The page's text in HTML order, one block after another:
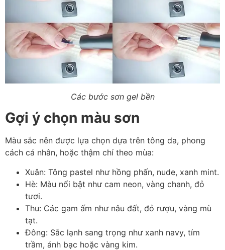
Các bước sơn gel bền
Gợi ý chọn màu sơn
Màu sắc nên được lựa chọn dựa trên tông da, phong
cách cá nhân, hoặc thậm chí theo mùa:
Xuân: Tông pastel như hồng phấn, nude, xanh mint.
Hè: Màu nổi bật như cam neon, vàng chanh, đỏ
tươi.
Thu: Các gam ấm như nâu đất, đỏ rượu, vàng mù
tạt.
Đông: Sắc lạnh sang trọng như xanh navy, tím
trầm, ánh bạc hoặc vàng kim.